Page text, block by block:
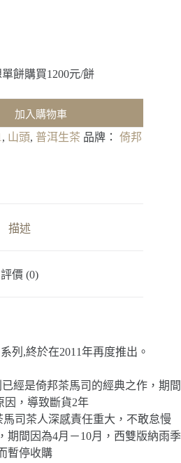
餅購買1200元/餅
加入購物車
, 山頭, 普洱生茶 品牌： 倚邦
描述
評價 (0)
列,終於在2011年再度推出。
經是倚邦茶馬司的經典之作，期間
因，導致斷貨2年
司茶人深感責任重大，不敢怠慢
期間因為4月－10月，西雙版納雨季
暫停收購